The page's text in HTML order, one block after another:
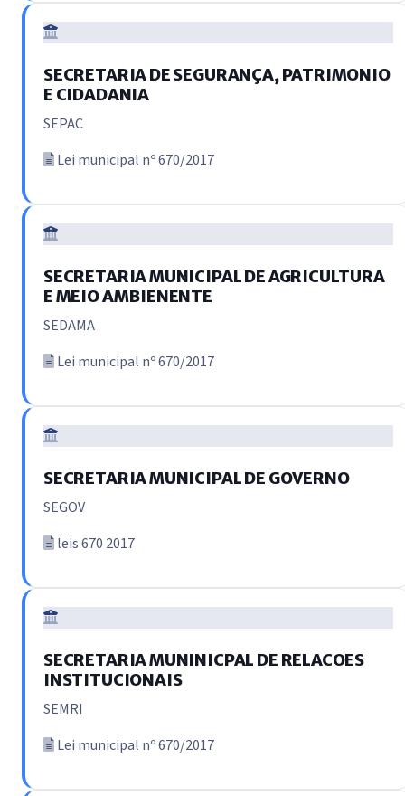
SECRETARIA DE SEGURANÇA, PATRIMONIO
E CIDADANIA
SEPAC
Lei municipal nº 670/2017
SECRETARIA MUNICIPAL DE AGRICULTURA
E MEIO AMBIENENTE
SEDAMA
Lei municipal nº 670/2017
SECRETARIA MUNICIPAL DE GOVERNO
SEGOV
leis 670 2017
SECRETARIA MUNINICPAL DE RELACOES
INSTITUCIONAIS
SEMRI
Lei municipal nº 670/2017